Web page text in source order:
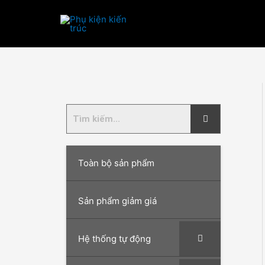
dung
Toàn bộ sản phẩm
Sản phẩm giảm giá
Hệ thống tự động